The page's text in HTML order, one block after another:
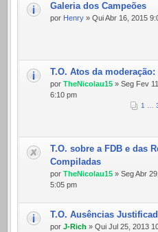
Galeria dos Campeões
por Henry » Qui Abr 16, 2015
T.O. Atos da moderação:
por TheNicolau15 » Seg Fev
6:10 pm
1 …
T.O. sobre a FDB e das
Compiladas
por TheNicolau15 » Seg Abr
5:05 pm
T.O. Ausências
por J-Rich » Qui Jul 25, 2013